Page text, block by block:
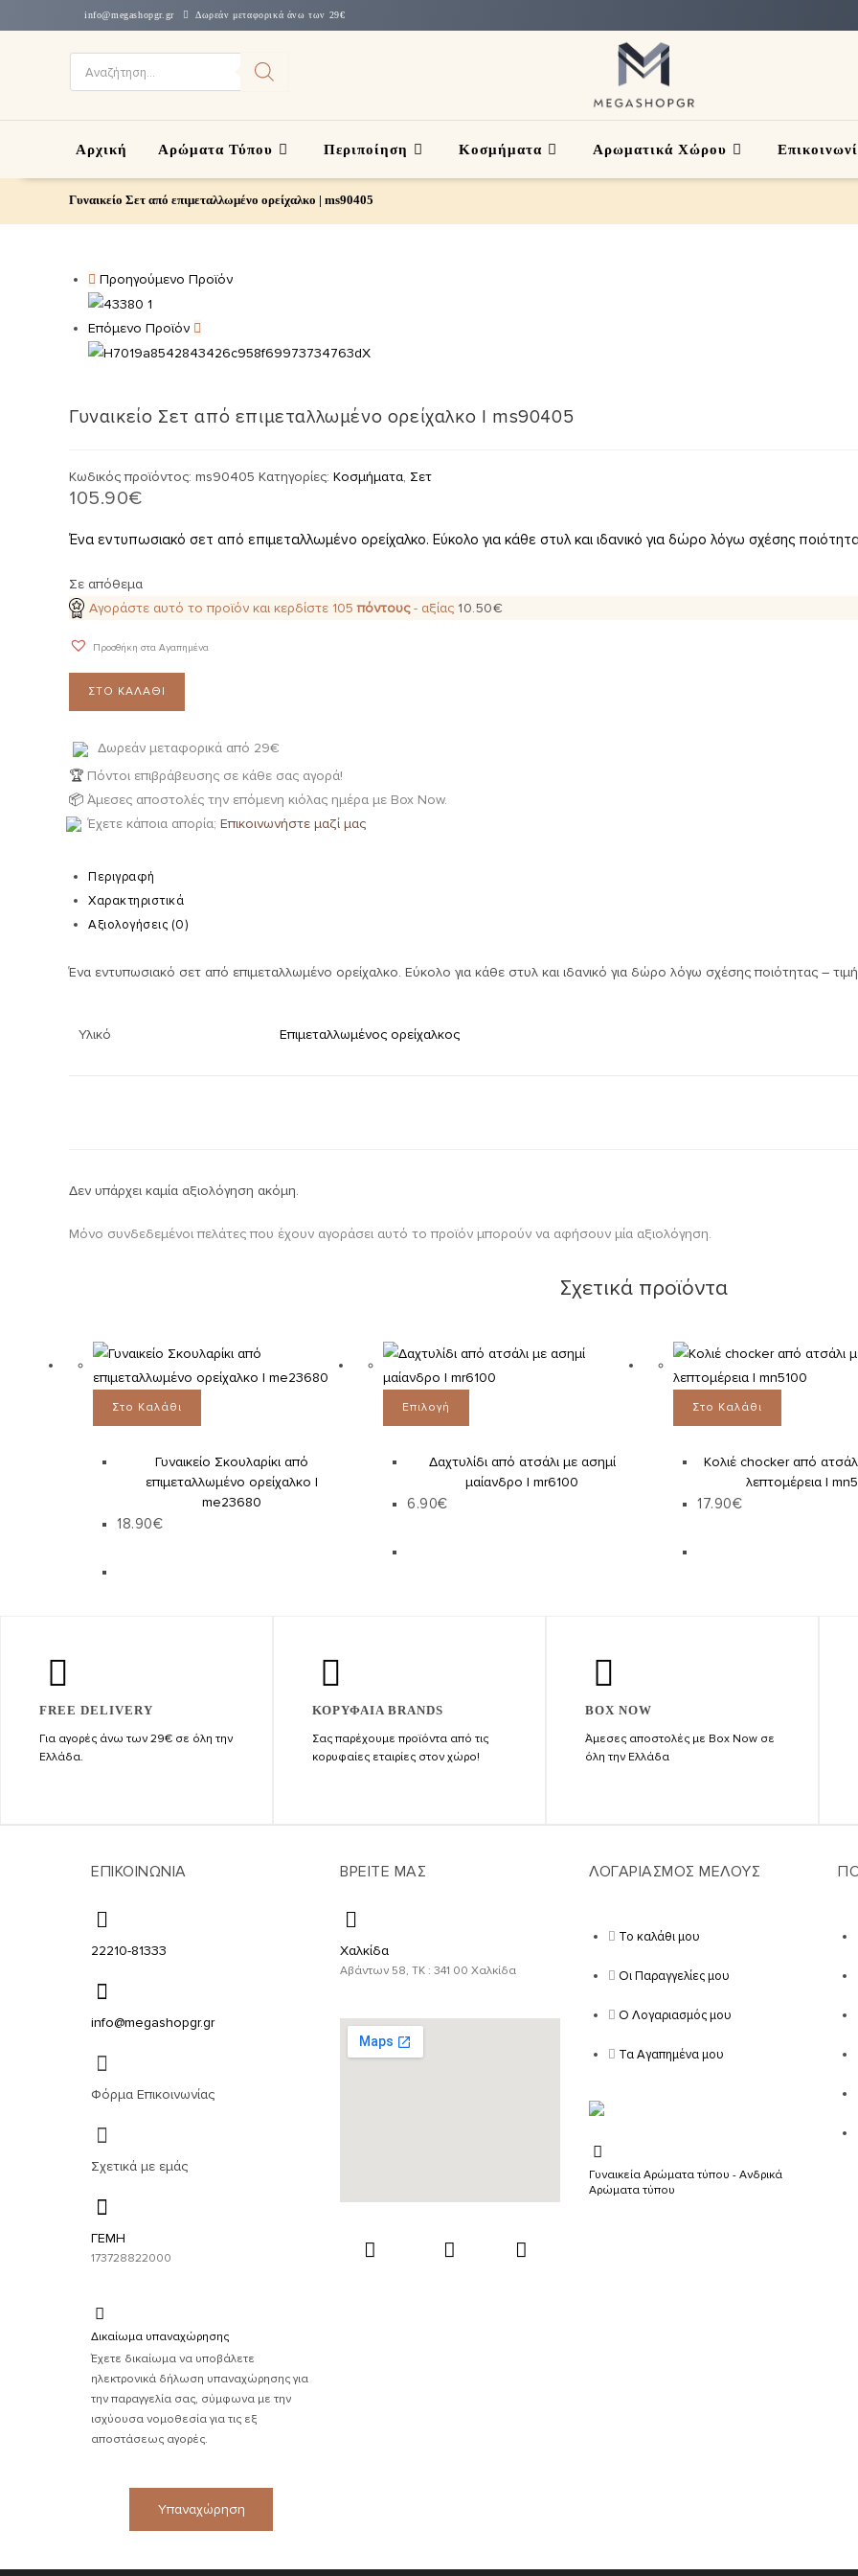
info@megashopgr.gr Δωρεάν μεταφορικά άνω των 29€
Αρχική Αρώματα Τύπου Περιποίηση Κοσμήματα Αρωματικά Χώρου
Γυναικείο Σετ από επιμεταλλωμένο ορείχαλκο | ms90405
Προηγούμενο Προϊόν
Επόμενο Προϊόν
Γυναικείο Σετ από επιμεταλλωμένο ορείχαλκο | ms90405
Κωδικός προϊόντος: ms90405 Κατηγορίες: Κοσμήματα, Σετ
105.90€
Ένα εντυπωσιακό σετ από επιμεταλλωμένο ορείχαλκο. Εύκολο για κάθε στυλ και ιδανικό για δώρο λόγω σχέσης
Σε απόθεμα
Αγοράστε αυτό το προϊόν και κερδίστε 105 πόντους- αξίας 10.50€
Προσθήκη στα Αγαπημένα
ΣΤΟ ΚΑΛΆΘΙ
Δωρεάν μεταφορικά από 29€
🏆 Πόντοι επιβράβευσης σε κάθε σας αγορά!
📦 Άμεσες αποστολές την επόμενη κιόλας ημέρα με Box Now.
Έχετε κάποια απορία; Επικοινωνήστε μαζί μας
Περιγραφή
Χαρακτηριστικά
Αξιολογήσεις (0)
Ένα εντυπωσιακό σετ από επιμεταλλωμένο ορείχαλκο. Εύκολο για κάθε στυλ και ιδανικό για δώρο λόγω σχέσης ποιότητας –
Υλικό Επιμεταλλωμένος ορείχαλκος
Δεν υπάρχει καμία αξιολόγηση ακόμη.
Μόνο συνδεδεμένοι πελάτες που έχουν αγοράσει αυτό το προϊόν μπορούν να αφήσουν μία αξιολόγηση.
Σχετικά προϊόντα
Στο Καλάθι
Γυναικείο Σκουλαρίκι από
επιμεταλλωμένο ορείχαλκο |
me23680
18.90€
Επιλογή
Δαχτυλίδι από ατσάλι με ασημί
μαίανδρο | mr6100
6.90€
Στο Καλάθι
Κολιέ chocker από
λεπτομέρεια |
17.90€
FREE DELIVERY
Για αγορές άνω των 29€ σε όλη την
Ελλάδα.
ΚΟΡΥΦΑΙΑ BRANDS
Σας παρέχουμε προϊόντα από τις
κορυφαίες εταιρίες στον χώρο!
BOX NOW
Άμεσες αποστολές με Box Now σε
όλη την Ελλάδα
ΕΠΙΚΟΙΝΩΝΙΑ
22210-81333
info@megashopgr.gr
Φόρμα Επικοινωνίας
Σχετικά με εμάς
ΓΕΜΗ
173728822000
Δικαίωμα υπαναχώρησης
Έχετε δικαίωμα να υποβάλετε
ηλεκτρονικά δήλωση υπαναχώρησης για
την παραγγελία σας, σύμφωνα με την
ισχύουσα νομοθεσία για τις εξ
αποστάσεως αγορές.
Υπαναχώρηση
ΒΡΕΙΤΕ ΜΑΣ
Χαλκίδα
Αβάντων 58, ΤΚ : 341 00 Χαλκίδα
ΛΟΓΑΡΙΑΣΜΟΣ ΜΕΛΟΥΣ
Το καλάθι μου
Οι Παραγγελίες μου
Ο Λογαριασμός μου
Τα Αγαπημένα μου
Γυναικεία Αρώματα τύπου - Ανδρικά
Αρώματα τύπου